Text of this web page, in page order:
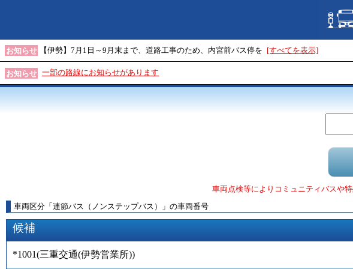
お知らせ 【伊勢】7月1日～9月末まで、道路工事のため、内宮前バス停を [すべてを表示]
お知らせ 一部の路線にお知らせがあります
車両点検等によりコミュニティバスや
車両区分 「 連節バス（ノンステップバス） 」 の車両番号
候補
*1001(三重交通(伊勢営業所))